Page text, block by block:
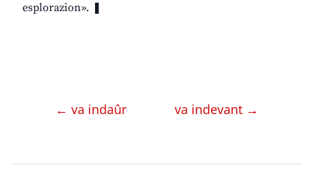
esplorazion». ❚
← va indaûr va indevant →